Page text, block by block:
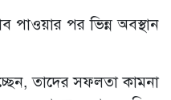
পাওয়ার পর ভিন্ন অবস্থান
তাদের সফলতা কামনা